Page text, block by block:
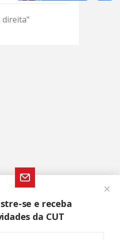
direita"
se e receba
da CUT